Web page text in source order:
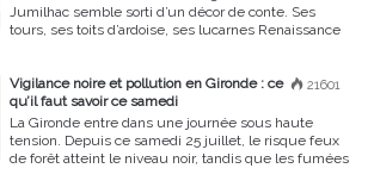
Jumilhac semble sorti d’un décor de conte. Ses
tours, ses toits d’ardoise, ses lucarnes Renaissance
21601
Vigilance noire et pollution en Gironde : ce
qu’il faut savoir ce samedi
La Gironde entre dans une journée sous haute
tension. Depuis ce samedi 25 juillet, le risque feux
de forêt atteint le niveau noir, tandis que les fumées